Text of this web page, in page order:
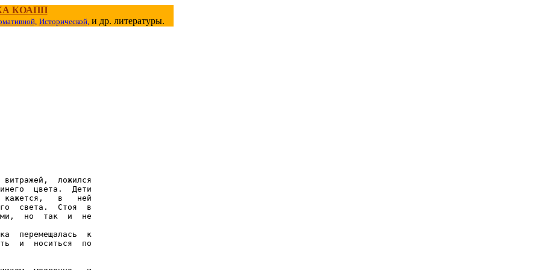
КОАПП
Исторической, и др. литературы.